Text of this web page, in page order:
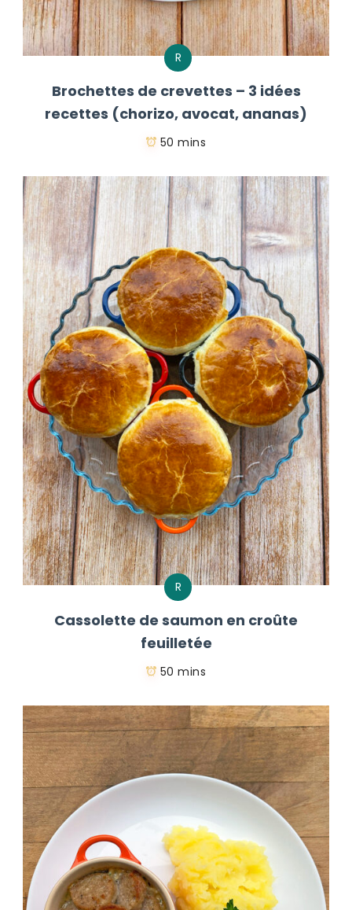
R
Brochettes de crevettes – 3 idées
recettes (chorizo, avocat, ananas)
50 mins
R
Cassolette de saumon en croûte
feuilletée
50 mins